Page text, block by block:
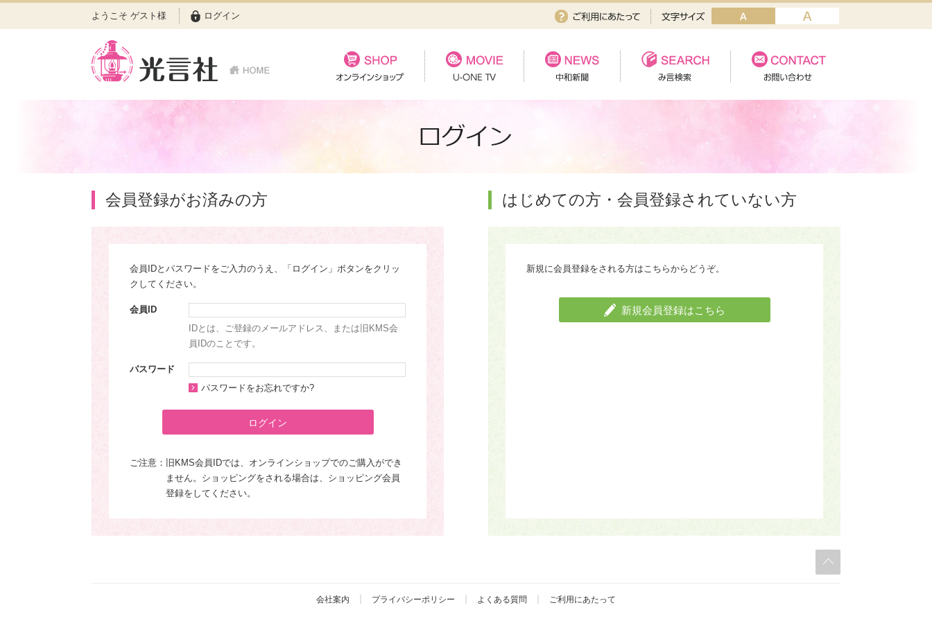
ようこそ ゲスト様 ログイン
会員登録がお済みの方
会員IDとパスワードをご入力のうえ、「ログイン」ボタンをクリッ
クしてください。
会員ID
IDとは、ご登録のメールアドレス、または旧KMS会
員IDのことです。
パスワード
パスワードをお忘れですか?
ログイン
ご注意：
旧KMS会員IDでは、オンラインショップでのご購入ができ
ません。ショッピングをされる場合は、ショッピング会員
登録をしてください。
はじめての方・会員登録されていない方
新規に会員登録をされる方はこちらからどうぞ。
新規会員登録はこちら
会社案内 プライバシーポリシー よくある質問 ご利用にあたって